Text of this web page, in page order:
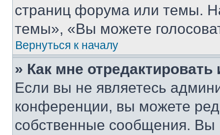
страниц форума или темы.
темы», «Вы можете
Вернуться к началу
» Как мне
Если вы не являетесь
конференции, вы можете
собственные сообщения. Вы